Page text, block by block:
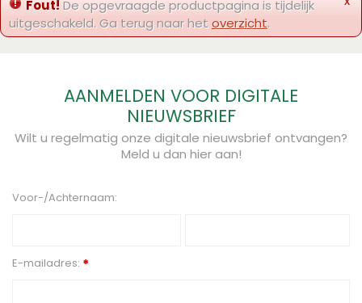
Fout!De opgevraagde productpagina is tijdelijk
uitgeschakeld. Ga terug naar hetoverzicht.
AANMELDEN VOOR DIGITALE
NIEUWSBRIEF
Wilt u regelmatig onze digitale nieuwsbrief ontvangen?
Meld u dan hier aan!
Voor-/Achternaam:
E-mailadres: *